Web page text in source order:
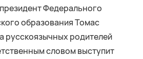
Федерального
образования Томас
русскоязычных родителей
словом выступит